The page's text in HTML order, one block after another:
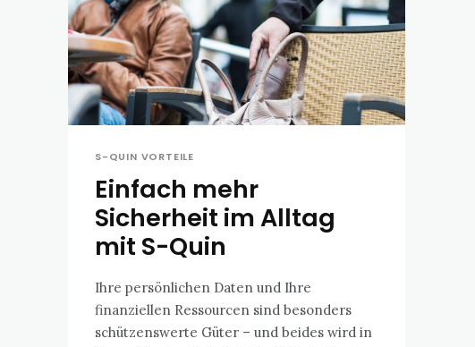
S-QUIN VORTEILE
Einfach mehr
Sicherheit im Alltag
mit S-Quin
Ihre persönlichen Daten und Ihre
finanziellen Ressourcen sind besonders
schützenswerte Güter – und beides wird in